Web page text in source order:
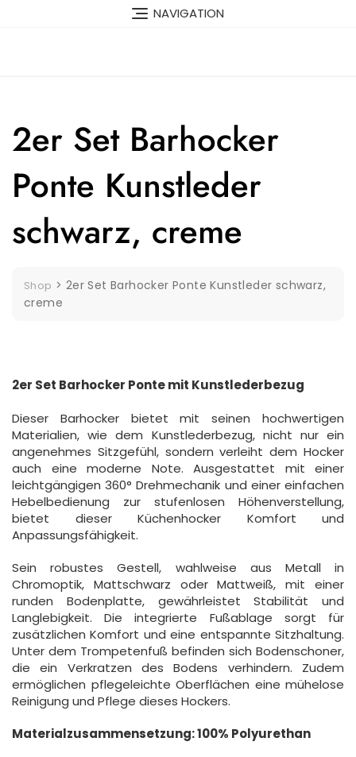
NAVIGATION
2er Set Barhocker
Ponte Kunstleder
schwarz, creme
Shop > 2er Set Barhocker Ponte Kunstleder schwarz,
creme
2er Set Barhocker Ponte mit Kunstlederbezug
Dieser Barhocker bietet mit seinen hochwertigen
Materialien, wie dem Kunstlederbezug, nicht nur ein
angenehmes Sitzgefühl, sondern verleiht dem Hocker
auch eine moderne Note. Ausgestattet mit einer
leichtgängigen 360° Drehmechanik und einer einfachen
Hebelbedienung zur stufenlosen Höhenverstellung,
bietet dieser Küchenhocker Komfort und
Anpassungsfähigkeit.
Sein robustes Gestell, wahlweise aus Metall in
Chromoptik, Mattschwarz oder Mattweiß, mit einer
runden Bodenplatte, gewährleistet Stabilität und
Langlebigkeit. Die integrierte Fußablage sorgt für
zusätzlichen Komfort und eine entspannte Sitzhaltung.
Unter dem Trompetenfuß befinden sich Bodenschoner,
die ein Verkratzen des Bodens verhindern. Zudem
ermöglichen pflegeleichte Oberflächen eine mühelose
Reinigung und Pflege dieses Hockers.
Materialzusammensetzung: 100% Polyurethan